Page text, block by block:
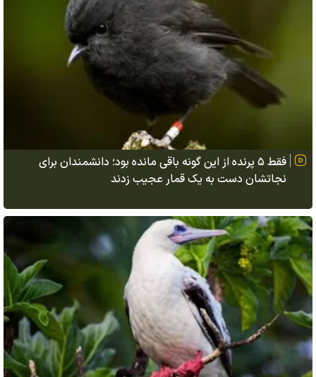
فقط ۵ پرنده از این گونه باقی مانده بود؛ دانشمندان برای
نجاتشان دست به یک قمار عجیب زدند